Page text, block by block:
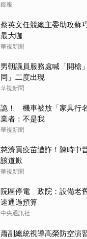
被騙10億
鏡報
蔡英文任競總主委助攻
最大咖
華視新聞
男朝議員服務處喊「開
同」二度出現
華視新聞
詭！ 機車被放「家具行
業者：不是我
華視新聞
慈濟買疫苗遭詐！陳時中
該道歉
華視新聞
院區停電 政院：設備老
速通過預算
中央通訊社
蕭副總統視導高榮防空演